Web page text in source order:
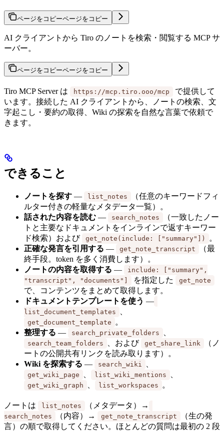
ページをコピーページをコピー
AI クライアントから Tiro のノートを検索・閲覧する MCP サ
ーバー。
ページをコピーページをコピー
Tiro MCP Server は https://mcp.tiro.ooo/mcp
で提供して
います。接続した AI クライアントから、ノートの検索、文
字起こし・要約の取得、Wiki の探索を自然な言葉で依頼で
きます。
できること
ノートを探す — list_notes
（任意のキーワードフィ
ルター付きの軽量なメタデータ一覧）。
話された内容を読む — search_notes
（一致したノー
トと主要なドキュメントをインラインで返すキーワー
ド検索）および
get_note(include: ["summary"])
。
正確な発言を引用する — get_note_transcript
（最
終手段。token を多く消費します）。
ノートの内容を取得する —
include: ["summary",
"transcript", "documents"]
を指定した get_note
で、コンテンツをまとめて取得します。
ドキュメントテンプレートを使う —
list_document_templates
get_document_template
。
整理する — search_private_folders
search_team_folders 、および get_share_link
（ノ
ートの公開共有リンクを読み取ります）。
Wiki を探索する — search_wiki
get_wiki_page list_wiki_mentions
get_wiki_graph list_workspaces 。
ノートは list_notes （メタデータ）→
search_notes （内容）→ get_note_transcript
（生の発
言）の順で取得してください。ほとんどの質問は最初の 2 段